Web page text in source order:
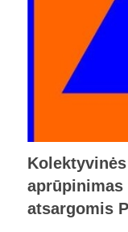
atsargomis